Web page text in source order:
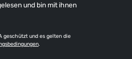
und bin mit ihnen
geschützt und es gelten die
.